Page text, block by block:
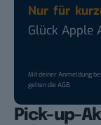
Nur für
Glück Apple
Mit deiner Anmeldung
gelten dieAGB.
Pick-up-